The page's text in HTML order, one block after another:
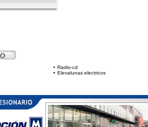
• Radio-cd
• Elevalunas electricos